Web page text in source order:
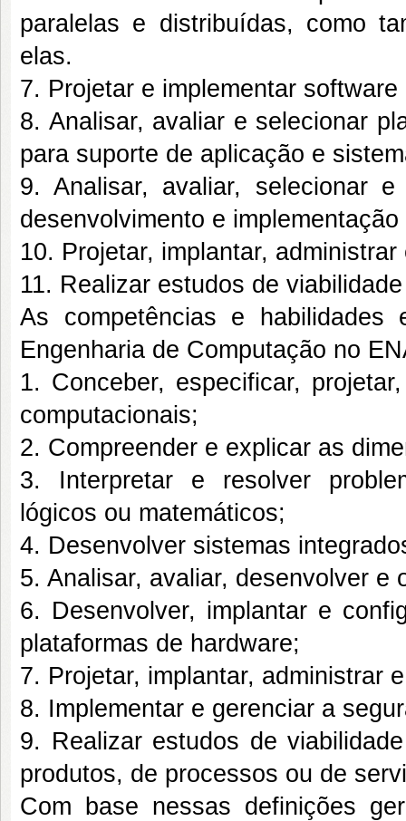
paralelas e distribuídas, como
elas.
7. Projetar e implementar
8. Analisar, avaliar e selecionar
para suporte de aplicação e
9. Analisar, avaliar, selecionar
desenvolvimento e
10. Projetar, implantar,
11. Realizar estudos de
As competências e
Engenharia de Computação no
1. Conceber, especificar,
computacionais;
2. Compreender e explicar as
3. Interpretar e resolver
lógicos ou matemáticos;
4. Desenvolver sistemas
5. Analisar, avaliar, desenvolver e
6. Desenvolver, implantar e
plataformas de hardware;
7. Projetar, implantar, administrar
8. Implementar e gerenciar a
9. Realizar estudos de
produtos, de processos ou de
Com base nessas definições